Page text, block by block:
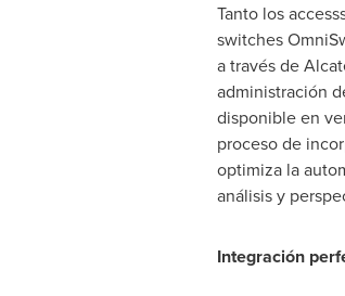
Tanto los
switches
a través de
administración
disponible en
proceso de
optimiza la
análisis y
Integración